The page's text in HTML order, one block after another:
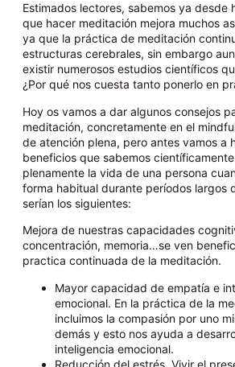
Estimados lectores, sabemos ya desde
que hacer meditación mejora muchos
ya que la práctica de meditación
estructuras cerebrales, sin embargo
existir numerosos estudios científicos
¿Por qué nos cuesta tanto ponerlo en
Hoy os vamos a dar algunos consejos
meditación, concretamente en el
de atención plena, pero antes vamos a
beneficios que sabemos
plenamente la vida de una persona
forma habitual durante períodos largos
serían los siguientes:
Mejora de nuestras capacidades
concentración, memoria…se ven
practica continuada de la meditación.
Mayor capacidad de empatía e
emocional. En la práctica de la
incluimos la compasión por uno
demás y esto nos ayuda a
inteligencia emocional.
Reducción del estrés. Vivir el